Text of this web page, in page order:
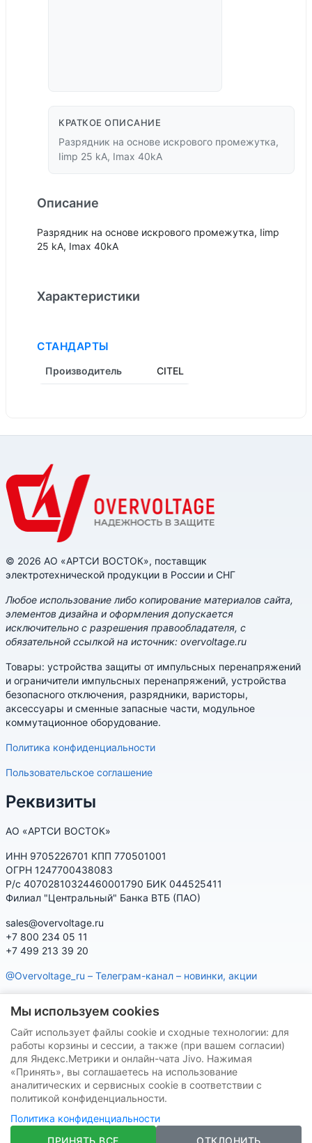
КРАТКОЕ ОПИСАНИЕ
Разрядник на основе искрового промежутка,
Iimp 25 kA, Imax 40kA
Описание
Разрядник на основе искрового промежутка, Iimp
25 kA, Imax 40kA
Характеристики
СТАНДАРТЫ
Производитель CITEL
© 2026 АО «АРТСИ ВОСТОК», поставщик
электротехнической продукции в России и СНГ
Любое использование либо копирование материалов сайта,
элементов дизайна и оформления допускается
исключительно с разрешения правообладателя, с
обязательной ссылкой на источник: overvoltage.ru
Товары: устройства защиты от импульсных перенапряжений
и ограничители импульсных перенапряжений, устройства
безопасного отключения, разрядники, варисторы,
аксессуары и сменные запасные части, модульное
коммутационное оборудование.
Политика конфиденциальности
Пользовательское соглашение
Реквизиты
АО «АРТСИ ВОСТОК»
ИНН 9705226701 КПП 770501001
ОГРН 1247700438083
Р/с 40702810324460001790 БИК 044525411
Филиал "Центральный" Банка ВТБ (ПАО)
sales@overvoltage.ru
+7 800 234 05 11
+7 499 213 39 20
@Overvoltage_ru – Телеграм-канал – новинки, акции
характеристики, наличие, подбор
Нашу продукцию Вы можете приобрести на маркетплейсах
Telegram
Мы используем cookies
Сайт использует файлы cookie и сходные технологии: для
работы корзины и сессии, а также (при вашем согласии)
для Яндекс.Метрики и онлайн-чата Jivo. Нажимая
«Принять», вы соглашаетесь на использование
аналитических и сервисных cookie в соответствии с
политикой конфиденциальности.
Политика конфиденциальности
ПРИНЯТЬ ВСЕ
ОТКЛОНИТЬ